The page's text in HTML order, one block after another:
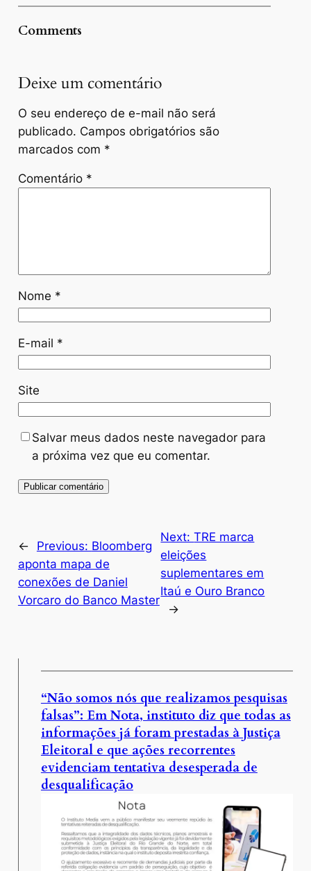
Comments
Deixe um comentário
O seu endereço de e-mail não será
publicado. Campos obrigatórios são
marcados com *
Comentário *
Nome *
E-mail *
Site
Salvar meus dados neste navegador para
a próxima vez que eu comentar.
← Previous: Bloomberg
aponta mapa de
conexões de Daniel
Vorcaro do Banco Master
Next:TRE marca
eleições
suplementares em
Itaú e Ouro Branco
→
“Não somos nós que realizamos pesquisas
falsas”: Em Nota, instituto diz que todas as
informações já foram prestadas à Justiça
Eleitoral e que ações recorrentes
evidenciam tentativa desesperada de
desqualificação